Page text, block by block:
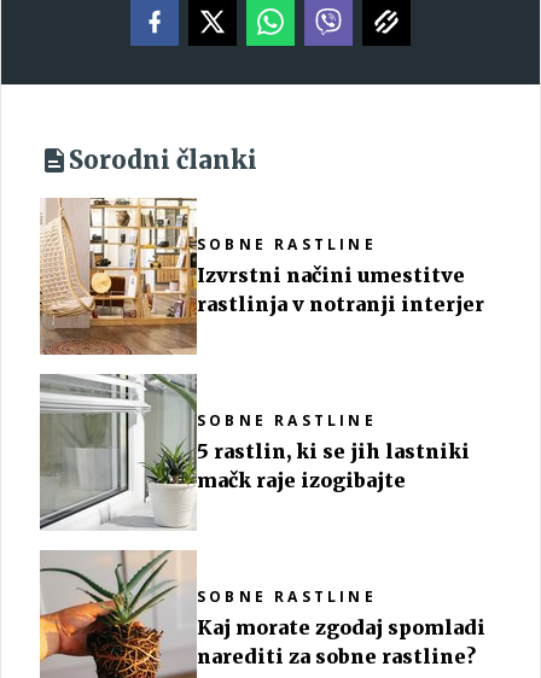
Sorodni članki
SOBNE RASTLINE
Izvrstni načini umestitve
rastlinja v notranji interjer
SOBNE RASTLINE
5 rastlin, ki se jih lastniki
mačk raje izogibajte
SOBNE RASTLINE
Kaj morate zgodaj spomladi
narediti za sobne rastline?